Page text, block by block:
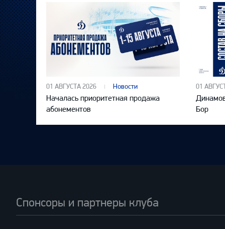
01 АВГУСТА 2026 Новости
Началась приоритетная продажа
абонементов
01
Бор
Спонсоры и партнеры клуба